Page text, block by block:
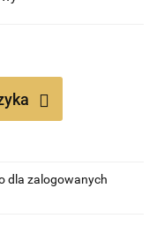
dla zalogowanych